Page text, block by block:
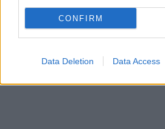
CONFIRM
Data Deletion Data Access